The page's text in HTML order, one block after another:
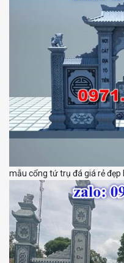
mẫu cổng tứ trụ đá giá rẻ